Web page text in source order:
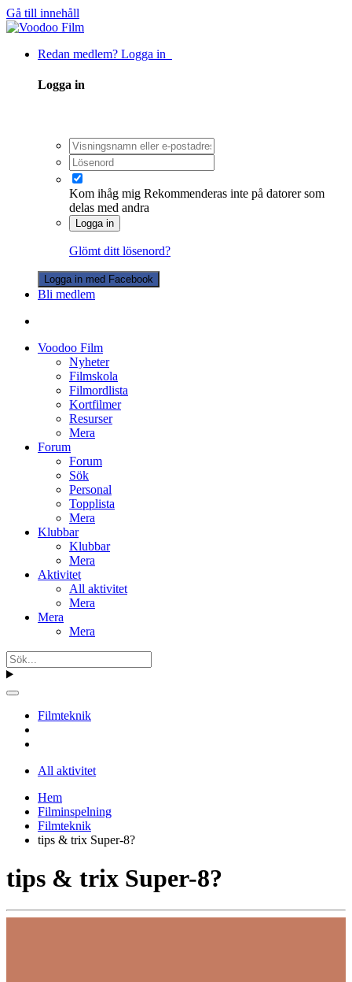
Gå till innehåll
Redan medlem? Logga in
Logga in
Kom ihåg mig Rekommenderas inte på datorer som
delas med andra
Logga in
Glömt ditt lösenord?
Logga in med Facebook
Bli medlem
Voodoo Film
Nyheter
Filmskola
Filmordlista
Kortfilmer
Resurser
Mera
Forum
Forum
Sök
Personal
Topplista
Mera
Klubbar
Klubbar
Mera
Aktivitet
All aktivitet
Mera
Mera
Mera
Filmteknik
All aktivitet
Hem
Filminspelning
Filmteknik
tips & trix Super-8?
tips & trix Super-8?